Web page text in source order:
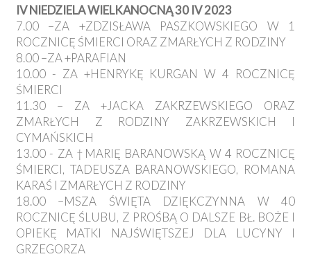
IV NIEDZIELA WIELKANOCNĄ 30 IV 2023
7.00 –ZA +ZDZISŁAWA PASZKOWSKIEGO W 1
ROCZNICĘ ŚMIERCI ORAZ ZMARŁYCH Z RODZINY
8.00 –ZA +PARAFIAN
10.00 - ZA +HENRYKĘ KURGAN W 4 ROCZNICĘ
ŚMIERCI
11.30 – ZA +JACKA ZAKRZEWSKIEGO ORAZ
ZMARŁYCH Z RODZINY ZAKRZEWSKICH I
CYMAŃSKICH
13.00 - ZA †MARIĘ BARANOWSKĄ W 4 ROCZNICĘ
ŚMIERCI, TADEUSZA BARANOWSKIEGO, ROMANA
KARAŚ I ZMARŁYCH Z RODZINY
18.00 –MSZA ŚWIĘTA DZIĘKCZYNNA W 40
ROCZNICĘ ŚLUBU, Z PROŚBĄ O DALSZE BŁ. BOŻE I
OPIEKĘ MATKI NAJŚWIĘTSZEJ DLA LUCYNY I
GRZEGORZA